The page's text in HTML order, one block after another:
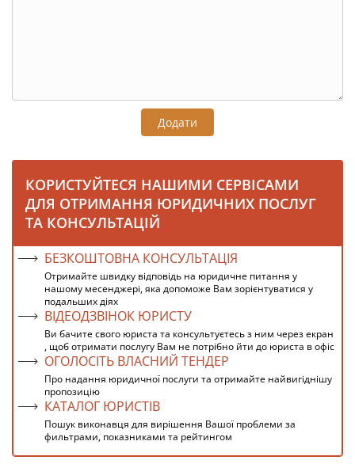
Додати
КОРИСТУЙТЕСЯ НАШИМИ СЕРВІСАМИ
ДЛЯ ОТРИМАННЯ ЮРИДИЧНИХ ПОСЛУГ
ТА КОНСУЛЬТАЦІЙ
БЕЗКОШТОВНА КОНСУЛЬТАЦІЯ
Отримайте швидку відповідь на юридичне питання у
нашому месенджері, яка допоможе Вам зорієнтуватися у
подальших діях
ВІДЕОДЗВІНОК ЮРИСТУ
Ви бачите свого юриста та консультуєтесь з ним через екран
, щоб отримати послугу Вам не потрібно йти до юриста в офіс
ОГОЛОСІТЬ ВЛАСНИЙ ТЕНДЕР
Про надання юридичної послуги та отримайте найвигіднішу
пропозицію
КАТАЛОГ ЮРИСТІВ
Пошук виконавця для вирішення Вашої проблеми за
фильтрами, показниками та рейтингом